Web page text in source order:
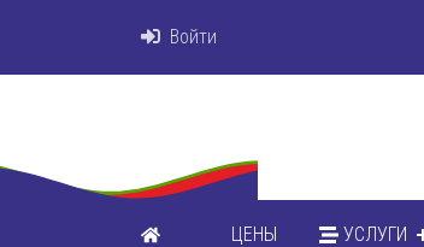
Войти
ЦЕНЫ УСЛУГИ